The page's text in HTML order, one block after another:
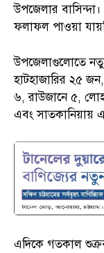
উপজেলার
ফলাফল পাওয়া
উপজেলাগুলোতে
হাটহাজারির ২৫
৬, রাউজানে ৫,
এবং সাতকানিয়ায়
এদিকে গতকাল